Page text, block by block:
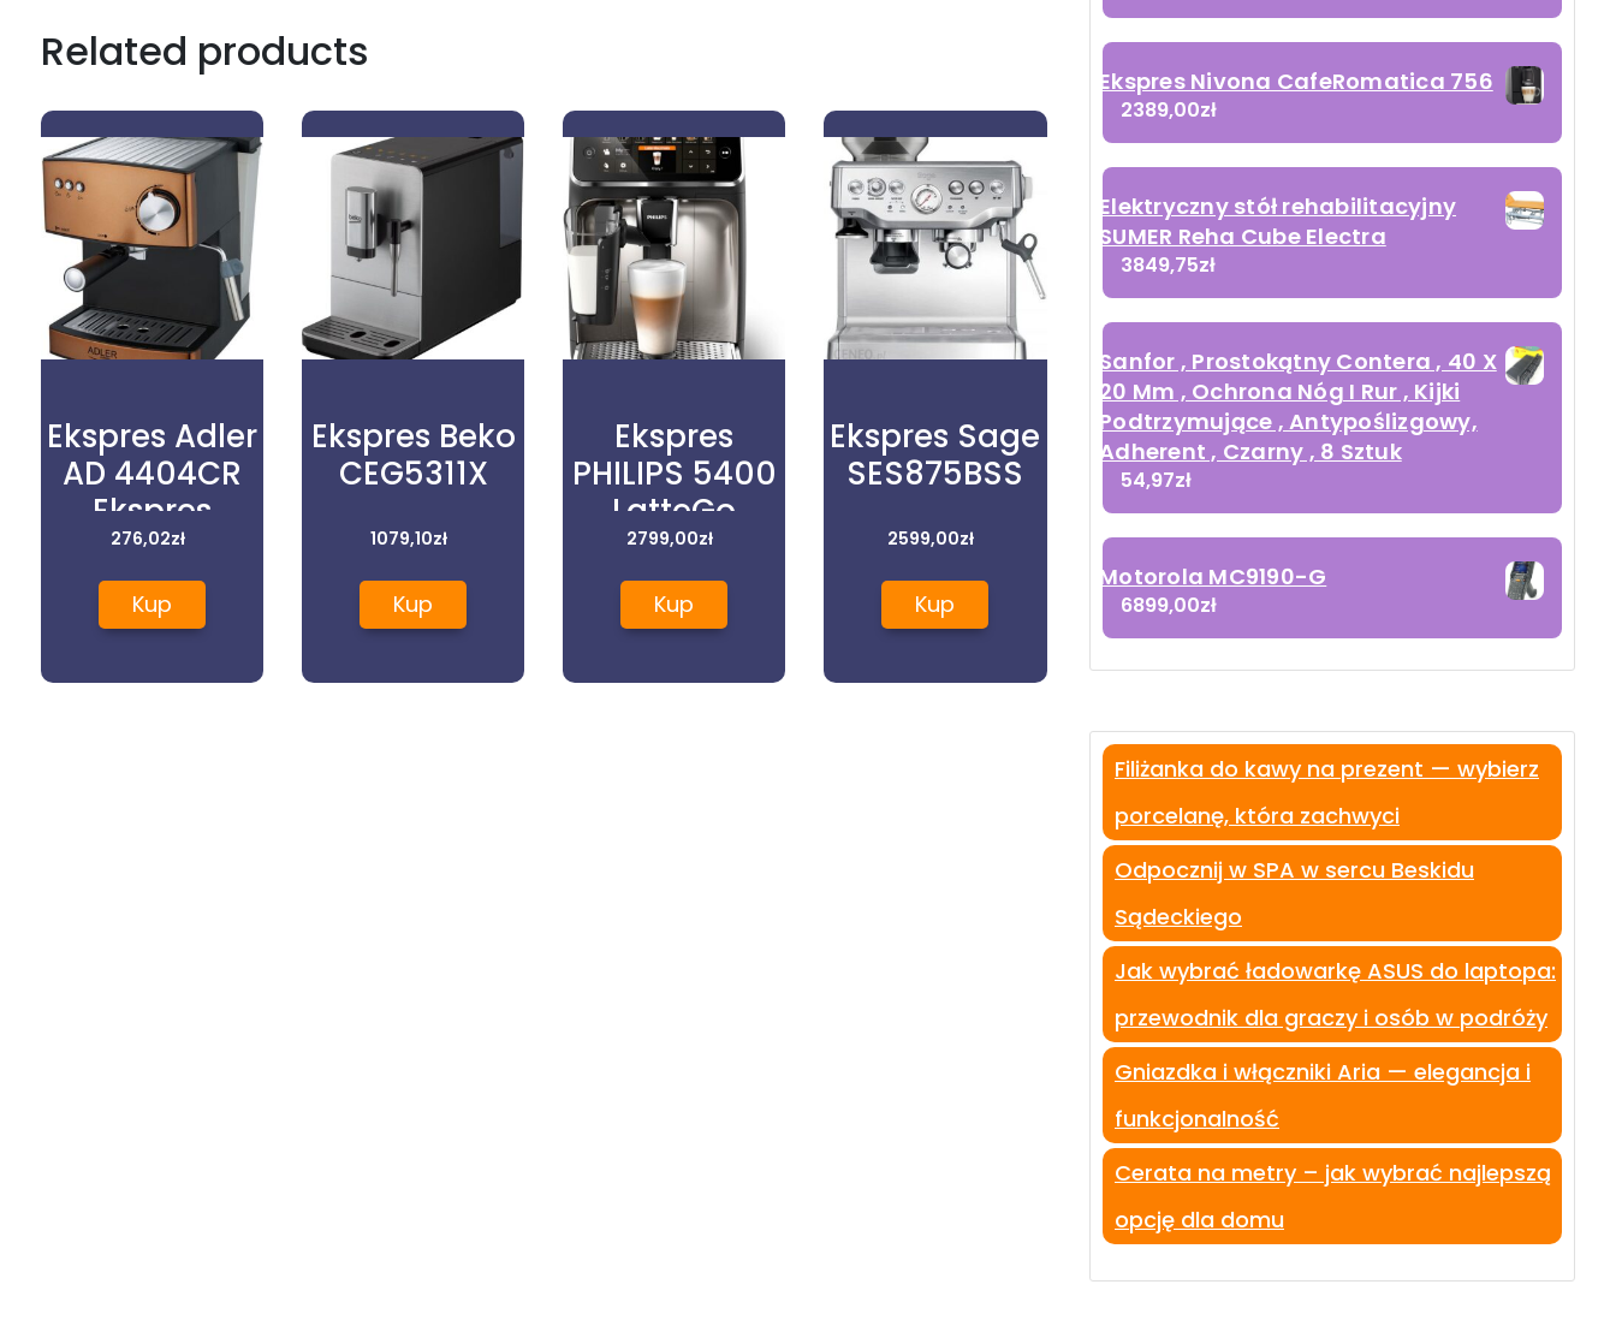
Related products
Ekspres Adler
AD 4404CR
Ekspres
ciśnieniowy
276,02zł
Kup
Ekspres Beko
CEG5311X
1079,10zł
Kup
Ekspres
PHILIPS 5400
LatteGo
EP5447/90
czarny
2799,00zł
Kup
Ekspres Sage
SES875BSS
2599,00zł
Kup
Ekspres Nivona CafeRomatica 756
2389,00zł
Elektryczny stół rehabilitacyjny
SUMER Reha Cube Electra
3849,75zł
Sanfor , Prostokątny Contera , 40 X
20 Mm , Ochrona Nóg I Rur , Kijki
Podtrzymujące , Antypoślizgowy,
Adherent , Czarny , 8 Sztuk
54,97zł
Motorola MC9190-G
6899,00zł
Filiżanka do kawy na prezent — wybierz
porcelanę, która zachwyci
Odpocznij w SPA w sercu Beskidu
Sądeckiego
Jak wybrać ładowarkę ASUS do laptopa:
przewodnik dla graczy i osób w podróży
Gniazdka i włączniki Aria — elegancja i
funkcjonalność
Cerata na metry – jak wybrać najlepszą
opcję dla domu